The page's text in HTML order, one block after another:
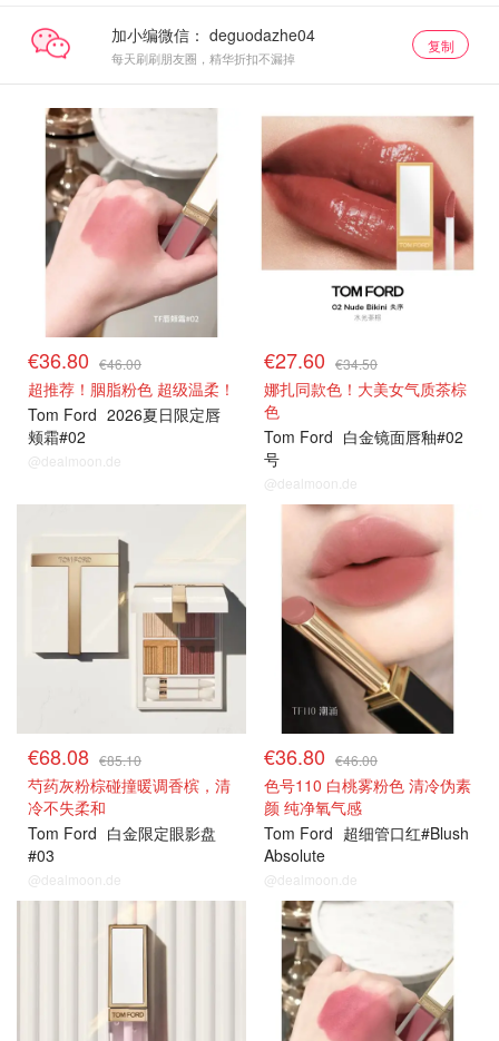
加小编微信：
每天刷刷朋友圈，精华折扣不漏掉
复制
€36.80 €46.00
超推荐！胭脂粉色 超级温柔！
Tom Ford 2026夏日限定唇
颊霜#02
@dealmoon.de
€27.60 €34.50
娜扎同款色！大美女气质茶棕
色
Tom Ford 白金镜面唇釉#02
号
@dealmoon.de
€68.08 €85.10
芍药灰粉棕碰撞暖调香槟，清
冷不失柔和
Tom Ford 白金限定眼影盘
#03
@dealmoon.de
€36.80 €46.00
色号110 白桃雾粉色 清冷伪素
颜 纯净氧气感
Tom Ford 超细管口红#Blush
Absolute
@dealmoon.de